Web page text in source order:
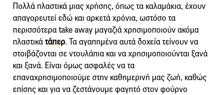
Πολλά πλαστικά μιας χρήσης, όπως τα καλαμάκια, έχουν
απαγορευτεί εδώ και αρκετά χρόνια, ωστόσο τα
περισσότερα take away μαγαζιά χρησιμοποιούν ακόμα
πλαστικάτάπερ. Τα αγαπημένα αυτά δοχεία τείνουν να
στοιβάζονται σε ντουλάπια και να χρησιμοποιούνται ξανά
και ξανά. Είναι όμως ασφαλές να τα
επαναχρησιμοποιούμε στην καθημερινή μας ζωή, καθώς
επίσης και για να ζεστάνουμε φαγητό στον φούρνο